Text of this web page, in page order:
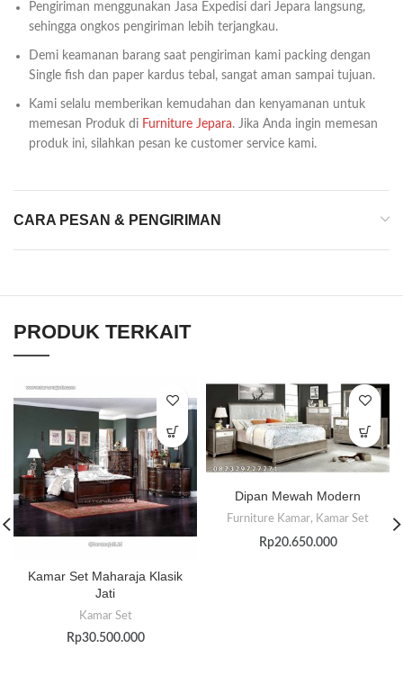
Pengiriman menggunakan Jasa Expedisi dari Jepara langsung,
sehingga ongkos pengiriman lebih terjangkau.
Demi keamanan barang saat pengiriman kami packing dengan
Single fish dan paper kardus tebal, sangat aman sampai tujuan.
Kami selalu memberikan kemudahan dan kenyamanan untuk
memesan Produk di Furniture Jepara. Jika Anda ingin memesan
produk ini, silahkan pesan ke customer service kami.
CARA PESAN & PENGIRIMAN
PRODUK TERKAIT
Kamar Set Maharaja Klasik
Jati
Kamar Set
Rp30.500.000
Dipan Mewah Modern
Furniture Kamar, Kamar Set
Rp20.650.000